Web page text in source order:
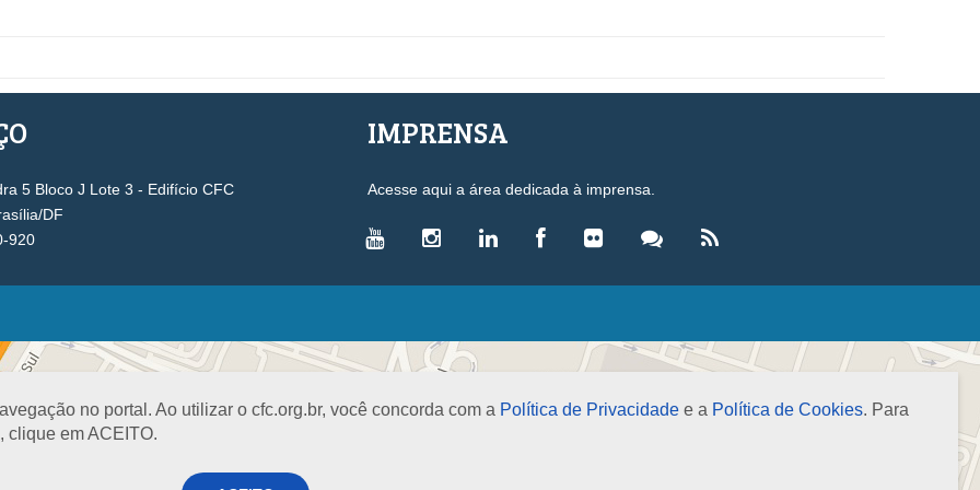
no portal. Ao utilizar o cfc.org.br, você concorda com a Política de Privacidade e a Política de Cookies. Para
clique em ACEITO.
5 Bloco J Lote 3 - Edifício CFC
DF
920
IMPRENSA
Acesse aqui a área dedicada à imprensa.
VICE-PRESIDÊNCIAS
Administrativa
Controle Interno
Desenvolvimento Profissional
Fiscalização, Ética e Disciplina
LEGISLAÇÃO
Leis
Decretos-Lei